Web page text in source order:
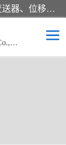
是集开发、生产和经营压力传感器和变送器、位移传感器和变送器、流量传感器和变送器、称重传感器和变送器、测力传感器和变送器、温湿度传感器和变送器、扭矩传感器、智能数显控制仪表等产品的化高新技术企业。
Xi'an shenghongchuang Instrument Co., Ltd